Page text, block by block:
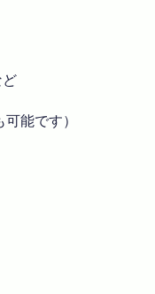
能です）